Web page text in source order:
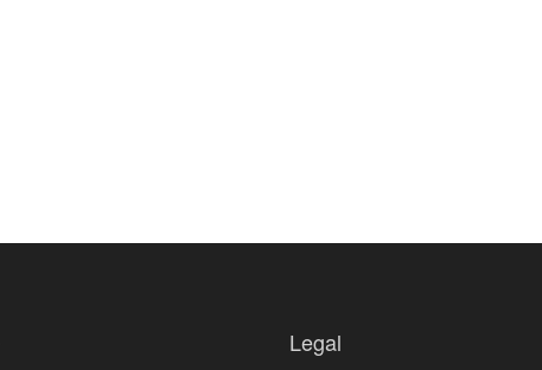
Legal